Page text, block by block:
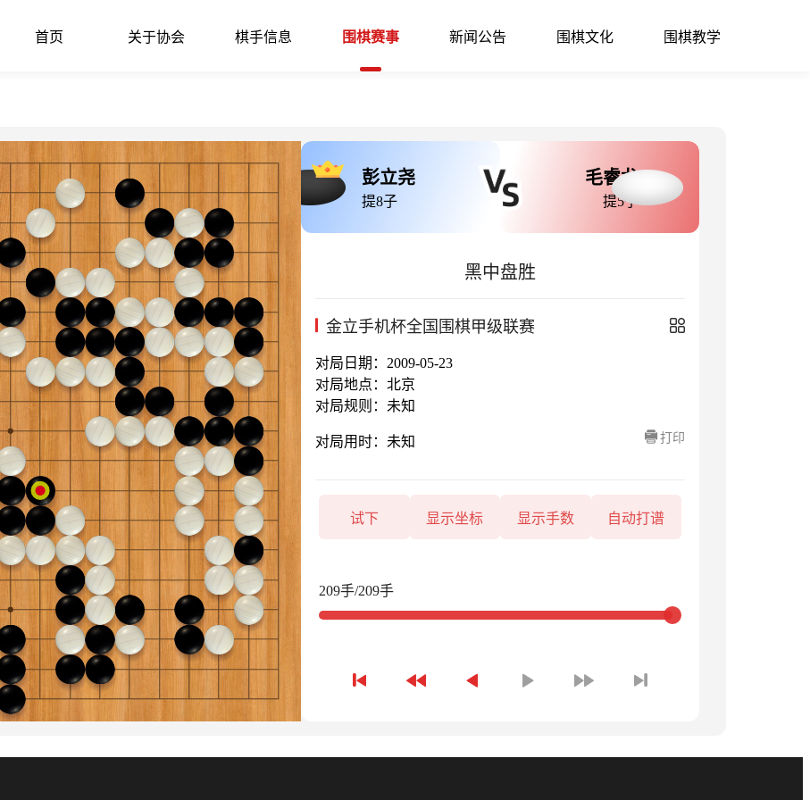
首页 关于协会 棋手信息 围棋赛事 新闻公告 围棋文化 围棋教学
彭立尧
提8子
毛睿龙
提5子
黑中盘胜
金立手机杯全国围棋甲级联赛
对局日期：2009-05-23
对局地点：北京
对局规则：未知
对局用时：未知 打印
试下 显示坐标 显示手数 自动打谱
209手/209手